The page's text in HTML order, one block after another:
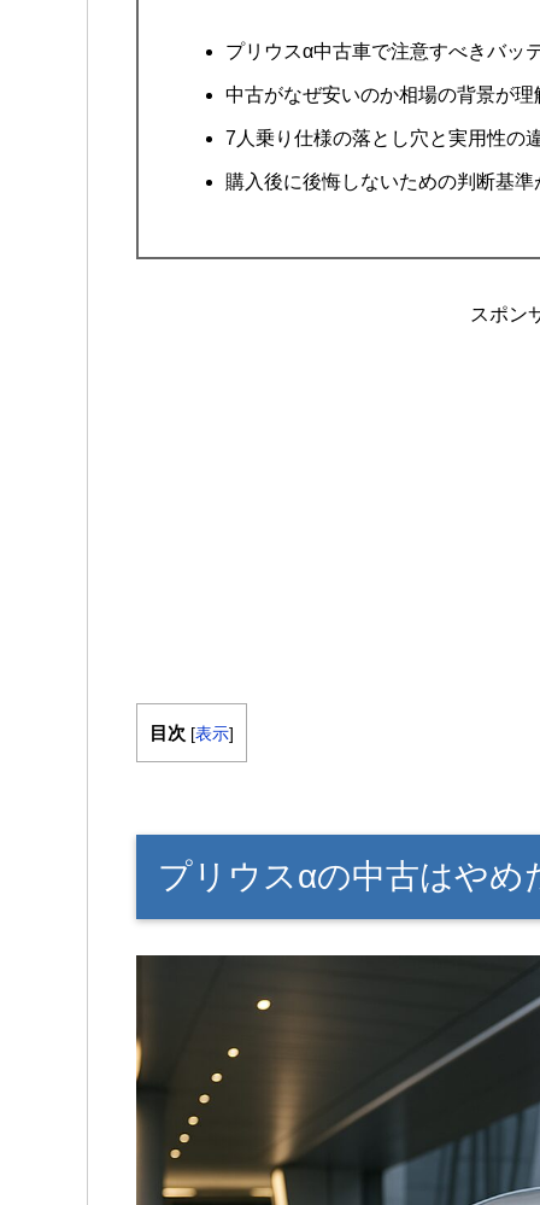
プリウスα中古車で注意すべきバッ
中古がなぜ安いのか相場の背景が理
7人乗り仕様の落とし穴と実用性の
購入後に後悔しないための判断基準
スポン
目次 [表示]
プリウスαの中古はや